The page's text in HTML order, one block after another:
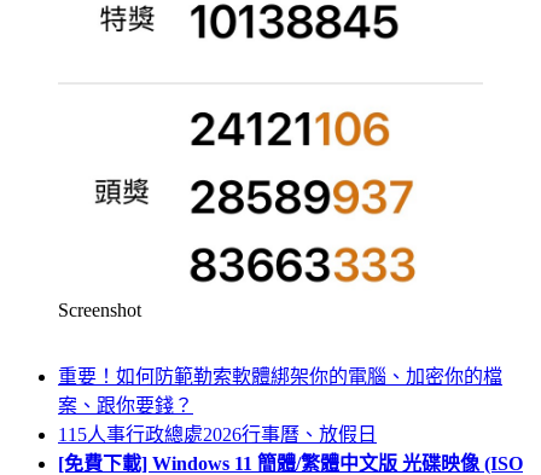
Screenshot
重要！如何防範勒索軟體綁架你的電腦、加密你的檔
案、跟你要錢？
115人事行政總處2026行事曆、放假日
[免費下載] Windows 11 簡體/繁體中文版 光碟映像 (ISO